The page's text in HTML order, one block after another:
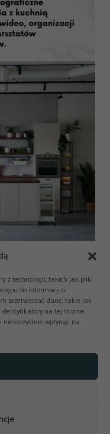
z technologii, takich jak pliki
do informacji o
przetwarzać dane, takie jak
na tej stronie.
wpłynąć na